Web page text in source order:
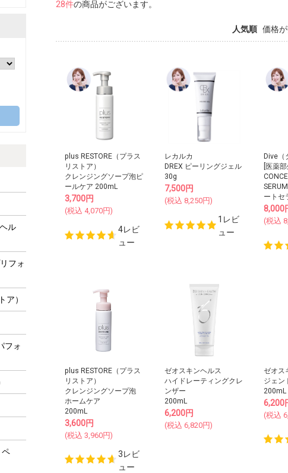
ル
フォ
ア）
フォ
ペ
28件の商品がございます。
人気順 価格
plus RESTORE（プラス
リストア）
クレンジングソープ泡ピ
ールケア 200mL
3,700円
(税込 4,070円)
4レビ
ュー
レカルカ
DREX ピーリングジェル
30g
7,500円
(税込 8,250円)
1レビ
ュー
Dive（
[医薬
ートセ
8,000
(税込
plus RESTORE（プラス
リストア）
クレンジングソープ泡
ホームケア
200mL
3,600円
(税込3,960円)
3レビ
ュー
ゼオスキンヘルス
ハイドレーティングクレ
ンザー
200mL
6,200円
(税込 6,820円)
ゼオス
ジェン
200mL
6,200
(税込